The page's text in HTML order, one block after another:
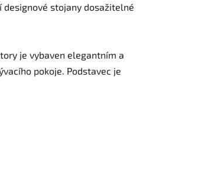
stojany dosažitelné
je vybaven elegantním a
pokoje. Podstavec je